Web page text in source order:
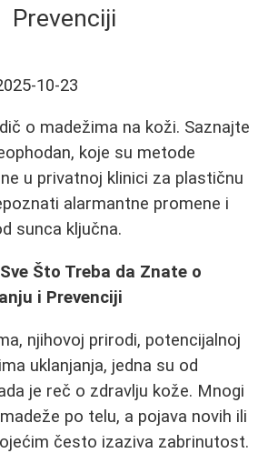
Prevenciji
10-23
o madežima na koži. Saznajte
koje su metode
u privatnoj klinici za plastičnu
alarmantne promene i
sunca ključna.
Što Treba da Znate o
i Prevenciji
njihovoj prirodi, potencijalnoj
uklanjanja, jedna su od
je reč o zdravlju kože. Mnogi
po telu, a pojava novih ili
često izaziva zabrinutost.